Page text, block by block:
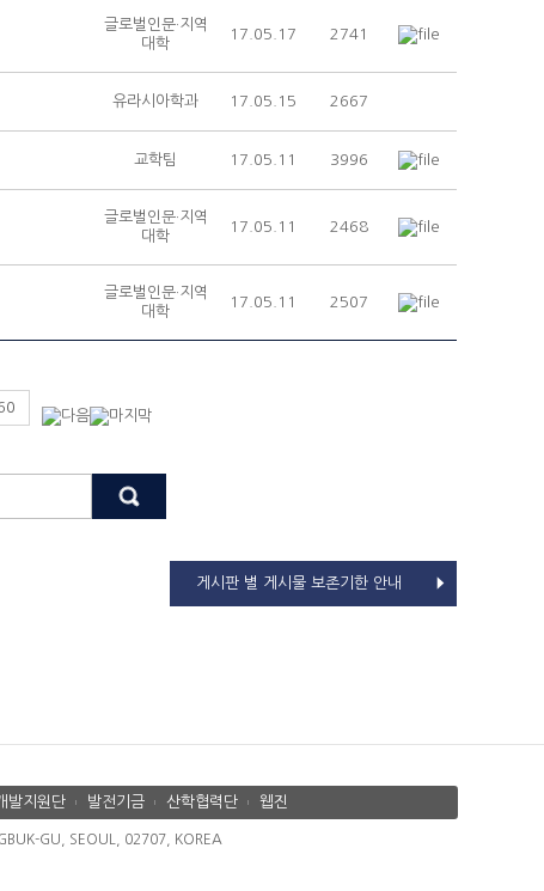
글로벌인문·지역
대학
17.05.17 2741
유라시아학과 17.05.15 2667
교학팀 17.05.11 3996
글로벌인문·지역
대학
17.05.11 2468
글로벌인문·지역
대학
17.05.11 2507
게시판 별 게시물 보존기한 안내
발지원단 발전기금 산학협력단 웹진
GU, SEOUL, 02707, KOREA